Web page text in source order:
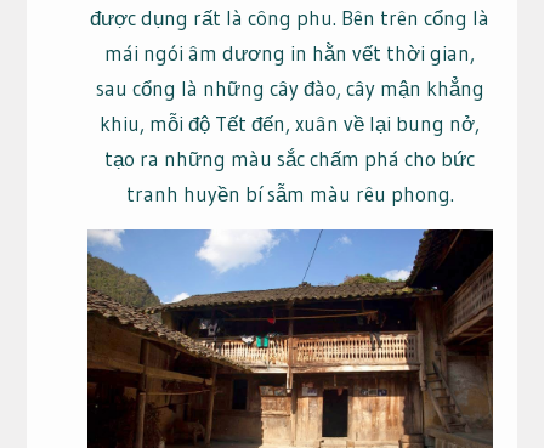
được dụng rất là công phu. Bên trên cổng là
mái ngói âm dương in hằn vết thời gian,
sau cổng là những cây đào, cây mận khẳng
khiu, mỗi độ Tết đến, xuân về lại bung nở,
tạo ra những màu sắc chấm phá cho bức
tranh huyền bí sẫm màu rêu phong.